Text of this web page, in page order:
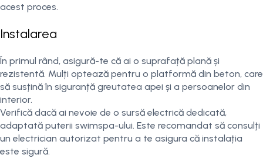
acest proces.
Instalarea
În primul rând, asigură-te că ai o suprafață plană și
rezistentă. Mulți optează pentru o platformă din beton, care
să susțină în siguranță greutatea apei și a persoanelor din
interior.
Verifică dacă ai nevoie de o sursă electrică dedicată,
adaptată puterii swimspa-ului. Este recomandat să consulți
un electrician autorizat pentru a te asigura că instalația
este sigură.